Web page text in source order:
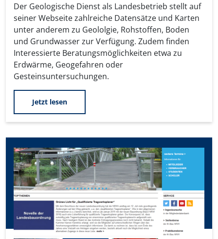
Der Geologische Dienst als Landesbetrieb stellt auf
seiner Webseite zahlreiche Datensätze und Karten
unter anderem zu Geololgie, Rohstoffen, Boden
und Grundwasser zur Verfügung. Zudem finden
Interessierte Beratungsmöglichkeiten etwa zu
Erdwärme, Geogefahren oder
Gesteinsuntersuchungen.
Jetzt lesen